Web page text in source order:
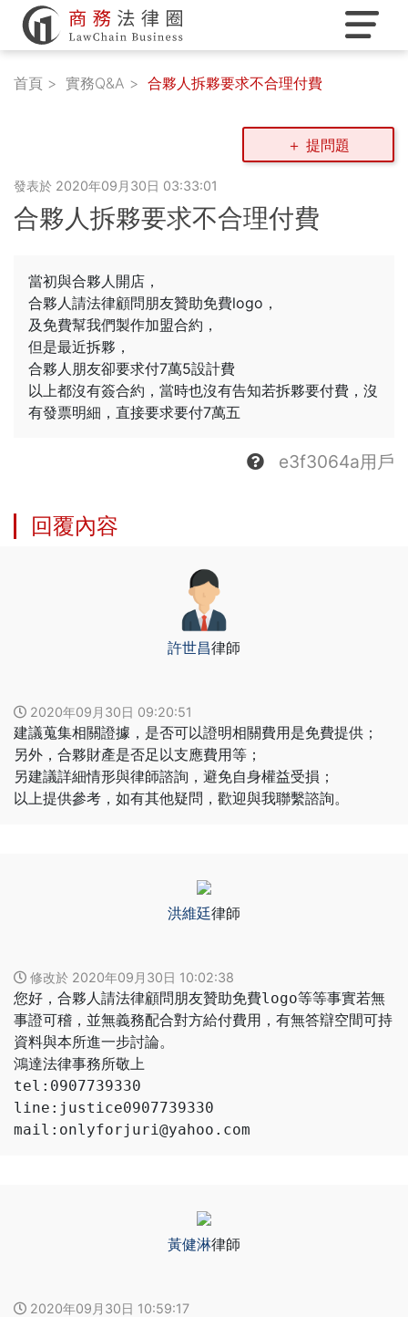
商務法顧
服務團隊
登入
首頁 實務Q&A 合夥人拆夥要求不合理付費
＋ 提問題
發表於 2020年09月30日 03:33:01
合夥人拆夥要求不合理付費
當初與合夥人開店，
合夥人請法律顧問朋友贊助免費logo，
及免費幫我們製作加盟合約，
但是最近拆夥，
合夥人朋友卻要求付7萬5設計費
以上都沒有簽合約，當時也沒有告知若拆夥要付費，沒
有發票明細，直接要求要付7萬五
e3f3064a用戶
回覆內容
許世昌律師
2020年09月30日 09:20:51
建議蒐集相關證據，是否可以證明相關費用是免費提供；
另外，合夥財產是否足以支應費用等；
另建議詳細情形與律師諮詢，避免自身權益受損；
以上提供參考，如有其他疑問，歡迎與我聯繫諮詢。
洪維廷律師
修改於 2020年09月30日 10:02:38
您好，合夥人請法律顧問朋友贊助免費logo等等事實若無
事證可稽，並無義務配合對方給付費用，有無答辯空間可持
資料與本所進一步討論。
鴻達法律事務所敬上
tel:0907739330
line:justice0907739330
mail:onlyforjuri@yahoo.com
黃健淋律師
2020年09月30日 10:59:17